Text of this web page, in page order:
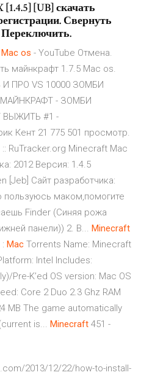
[UB] скачать
Свернуть
Переключить.
Mac os - YouTube Отмена.
майнкрафт 1.7.5 Mac os.
И ПРО VS 10000 ЗОМБИ
- ЗОМБИ
ВЫЖИТЬ #1 -
Кент 21 775 501 просмотр.
:: RuTracker.org Minecraft Mac
2012 Версия: 1.4.5
[Jeb] Сайт разработчика:
пользуюсь маком,помогите
Finder (Синяя рожа
панели)) 2. В... Minecraft
Mac Torrents Name: Minecraft
Intel Includes:
Pre-K’ed OS version: Mac OS
Core 2 Duo 2.3 Ghz RAM
MB The game automatically
is... Minecraft 451 -
2013/12/22/how-to-install-